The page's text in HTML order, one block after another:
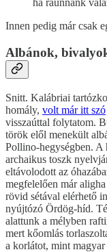
ha ráunnánk
Innen pedig már csak
Albánok,
Snitt. Kalábriai
homály, volt már itt szó
visszaúttal folytatom.
török elől menekült
Pollino-hegységben.
archaikus toszk
eltávolodott az
megfelelően már
rövid sétával elérhető
nyújtózó Ördög-híd.
alattunk a mélyben
mert kőomlás
a korlátot, mint